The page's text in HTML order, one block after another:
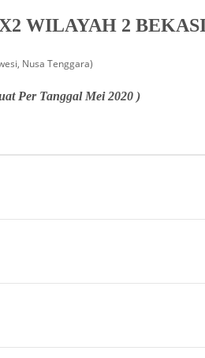
WILAYAH 2
Nusa Tenggara)
Per Tanggal Mei 2020 )